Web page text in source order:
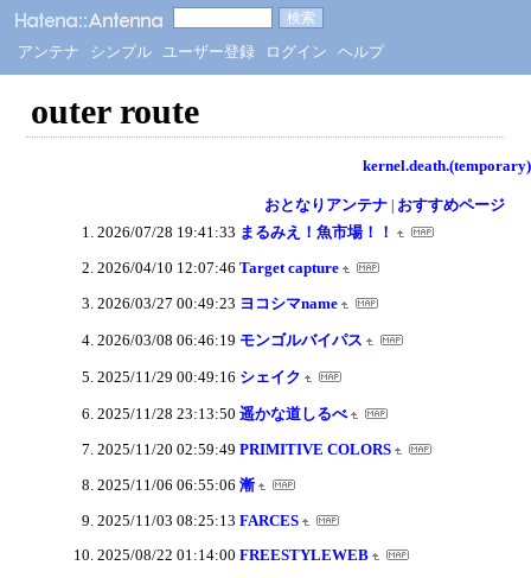
アンテナ シンプル ユーザー登録 ログイン ヘルプ
outer route
kernel.death.(temporary)
おとなりアンテナ| おすすめページ
2026/07/28 19:41:33 まるみえ！魚市場！！
2026/04/10 12:07:46 Target capture
2026/03/27 00:49:23 ヨコシマname
2026/03/08 06:46:19 モンゴルバイパス
2025/11/29 00:49:16 シェイク
2025/11/28 23:13:50 遥かな道しるべ
2025/11/20 02:59:49 PRIMITIVE COLORS
2025/11/06 06:55:06 漸
2025/11/03 08:25:13 FARCES
2025/08/22 01:14:00 FREESTYLEWEB